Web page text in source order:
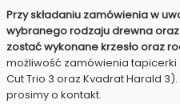
Przy składaniu zamówienia w
wybranego rodzaju drewna
zostać wykonane krzesło oraz
możliwość zamówienia tapicerki
Cut Trio 3 oraz Kvadrat Harald
prosimy o kontakt.